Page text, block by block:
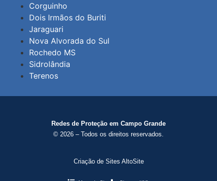
Corguinho
Dois Irmãos do Buriti
Jaraguari
Nova Alvorada do Sul
Rochedo MS
Sidrolândia
Terenos
Redes de Proteção em Campo Grande
© 2026 – Todos os direitos reservados.
Criação de Sites AltoSite